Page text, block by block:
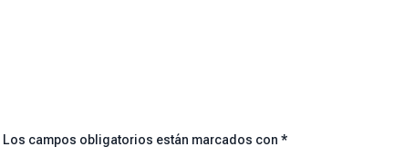
Los campos obligatorios están marcados con*